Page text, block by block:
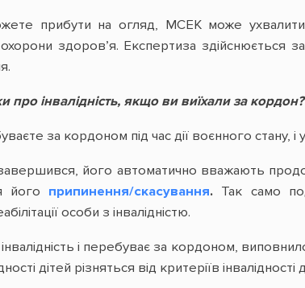
прибути на огляд, МСЕК може ухвалити
здоров’я. Експертиза здійснюється
інвалідність, якщо ви виїхали за кордон?
за кордоном під час дії воєнного стану, і
його автоматично вважають
його припинення/скасування. Так само
особи з інвалідністю.
і перебуває за кордоном,
дітей різняться від критеріїв інвалідності